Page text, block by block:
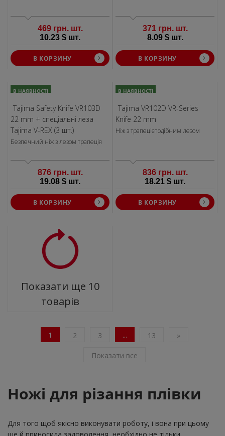
469 грн. шт.
10.23 $ шт.
В КОРЗИНУ
371 грн. шт.
8.09 $ шт.
В КОРЗИНУ
В НАЯВНОСТІ
Tajima Safety Knife VR103D
22 mm + спеціальні леза
Tajima V-REX (3 шт.)
Безпечний ніж з лезом трапеція
876 грн. шт.
19.08 $ шт.
В КОРЗИНУ
В НАЯВНОСТІ
Tajima VR102D VR-Series
Knife 22 mm
Ніж з трапецієподібним лезом
836 грн. шт.
18.21 $ шт.
В КОРЗИНУ
Показати ще 10
товарів
1 2 3 ... 13 »
Показати все
Ножі для різання плівки
Для того щоб якісно виконувати роботу, і вона при цьому